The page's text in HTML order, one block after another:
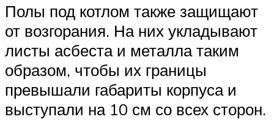
Полы под котлом также защищают
от возгорания. На них укладывают
листы асбеста и металла таким
образом, чтобы их границы
превышали габариты корпуса и
выступали на 10 см со всех сторон.